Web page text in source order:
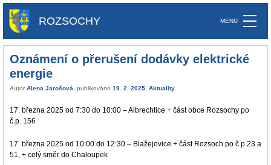
ROZSOCHY
Oznámení o přerušení dodávky elektrické
energie
Autor Alena Jarošová , publikováno 19. 2. 2025 Aktuality
17. března 2025 od 7:30 do 10:00 – Albrechtice + část obce Rozsochy po
č.p. 156
17. března 2025 od 10:00 do 12:30 – Blažejovice + část Rozsoch po č.p.23 a
51, + celý směr do Chaloupek